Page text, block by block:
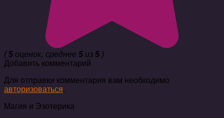
(5 оценок, среднее 5 из 5 )
Добавить комментарий
Для отправки комментария вам необходимо
авторизоваться.
Магия и Эзотерика